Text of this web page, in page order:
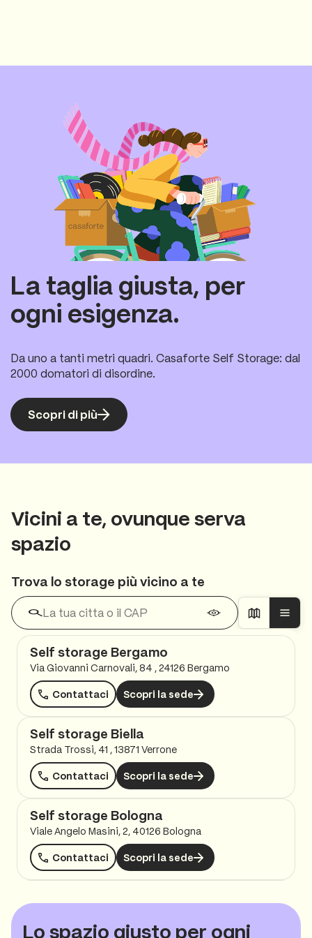
La taglia giusta, per
ogni esigenza.
Da uno a tanti metri quadri. Casaforte Self Storage: dal
2000 domatori di disordine.
Scopri di più
Vicini a te, ovunque serva
spazio
Trova lo storage più vicino a te
Self storage Bergamo
Via Giovanni Carnovali, 84 , 24126 Bergamo
Contattaci Scopri la sede
Self storage Biella
Strada Trossi, 41 , 13871 Verrone
Contattaci Scopri la sede
Self storage Bologna
Viale Angelo Masini, 2, 40126 Bologna
Contattaci Scopri la sede
Lo spazio giusto per ogni